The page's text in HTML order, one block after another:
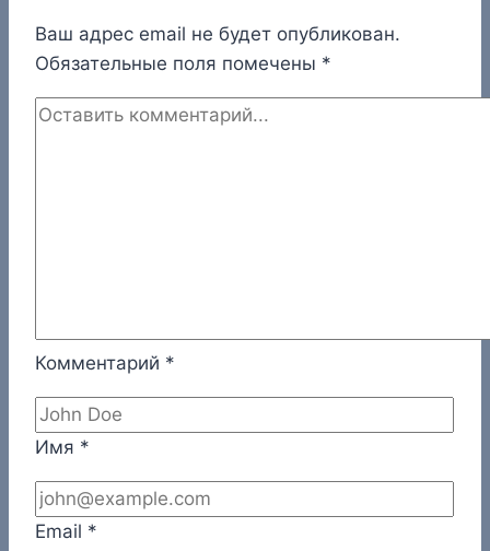
Ваш адрес email не будет опубликован.
Обязательные поля помечены *
Комментарий *
Имя *
Email *